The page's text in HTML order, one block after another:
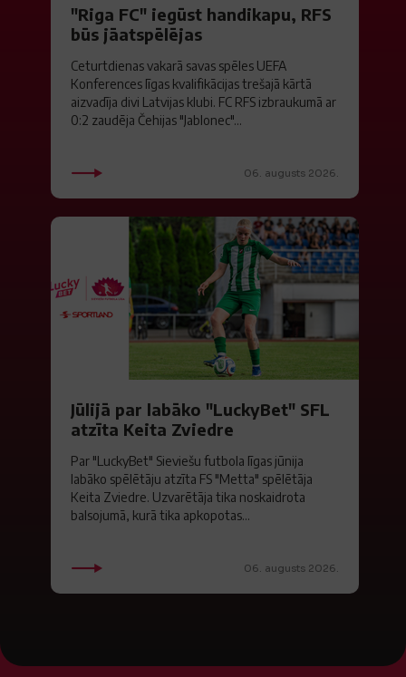
"Riga FC" iegūst handikapu, RFS
būs jāatspēlējas
Ceturtdienas vakarā savas spēles UEFA
Konferences līgas kvalifikācijas trešajā kārtā
aizvadīja divi Latvijas klubi. FC RFS izbraukumā ar
0:2 zaudēja Čehijas "Jablonec"...
06. augusts 2026.
Jūlijā par labāko "LuckyBet" SFL
atzīta Keita Zviedre
Par "LuckyBet" Sieviešu futbola līgas jūnija
labāko spēlētāju atzīta FS "Metta" spēlētāja
Keita Zviedre. Uzvarētāja tika noskaidrota
balsojumā, kurā tika apkopotas...
06. augusts 2026.